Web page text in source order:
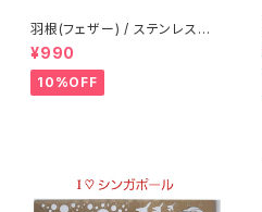
羽根(フェザー) / ステンレス製
ステンシル(z12)
¥990
10%OFF